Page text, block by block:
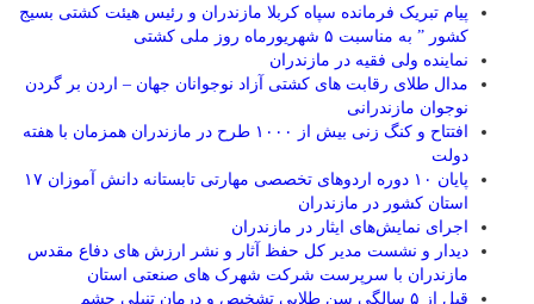
پیام تبریک فرمانده سپاه کربلا مازندران و رئیس هیئت کشتی بسیج
کشور ” به مناسبت ۵ شهریورماه روز ملی کشتی
نماينده ولی فقیه در مازندران
مدال طلای رقابت های کشتی آزاد نوجوانان جهان – اردن بر گردن
نوجوان مازندرانی
افتتاح و کنگ زنی بیش از ۱۰۰۰ طرح در مازندران همزمان با هفته
دولت
پایان ۱۰ دوره اردوهای تخصصی مهارتی تابستانه دانش آموزان ۱۷
استان کشور در مازندران
اجرای نمایش‌های ایثار در مازندران
دیدار و نشست مدیر کل حفظ آثار و نشر ارزش های دفاع مقدس
مازندران با سرپرست شرکت شهرک های صنعتی استان
قبل از ۵ سالگی سن طلایی تشخیص و درمان تنبلی چشم